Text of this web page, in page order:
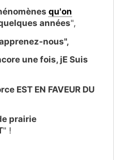
qu'on
années",
nous",
une fois, jE Suis
EST EN FAVEUR DU
prairie
" !